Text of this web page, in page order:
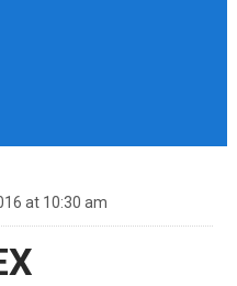
at 10:30 am